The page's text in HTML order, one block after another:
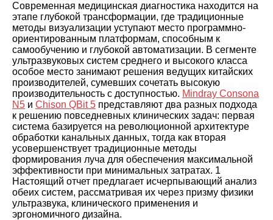
Современная медицинская диагностика находится на
этапе глубокой трансформации, где традиционные
методы визуализации уступают место программно-
ориентированным платформам, способным к
самообучению и глубокой автоматизации. В сегменте
ультразвуковых систем среднего и высокого класса
особое место занимают решения ведущих китайских
производителей, сумевших сочетать высокую
производительность с доступностью. Mindray Consona
N5 и Chison QBit 5 представляют два разных подхода
к решению повседневных клинических задач: первая
система базируется на революционной архитектуре
обработки канальных данных, тогда как вторая
усовершенствует традиционные методы
формирования луча для обеспечения максимальной
эффективности при минимальных затратах. 1
Настоящий отчет предлагает исчерпывающий анализ
обеих систем, рассматривая их через призму физики
ультразвука, клинического применения и
эргономичного дизайна.